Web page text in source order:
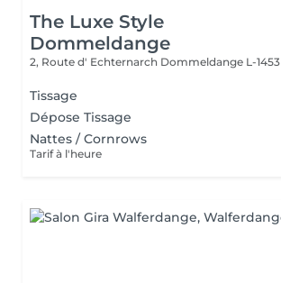
The Luxe Style
Dommeldange
2, Route d' Echternarch Dommeldange L-1453
Tissage
Dépose Tissage
Nattes / Cornrows
Tarif à l'heure